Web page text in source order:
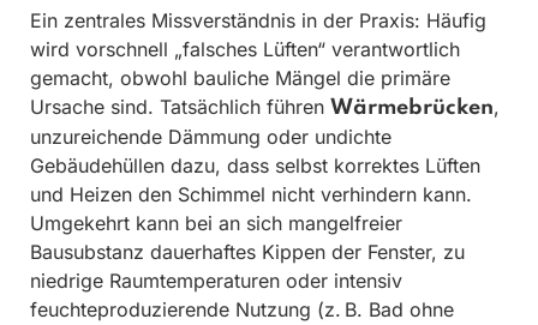
Ein zentrales Missverständnis in der Praxis: Häufig
wird vorschnell „falsches Lüften“ verantwortlich
gemacht, obwohl bauliche Mängel die primäre
Ursache sind. Tatsächlich führen Wärmebrücken,
unzureichende Dämmung oder undichte
Gebäudehüllen dazu, dass selbst korrektes Lüften
und Heizen den Schimmel nicht verhindern kann.
Umgekehrt kann bei an sich mangelfreier
Bausubstanz dauerhaftes Kippen der Fenster, zu
niedrige Raumtemperaturen oder intensiv
feuchteproduzierende Nutzung (z. B. Bad ohne